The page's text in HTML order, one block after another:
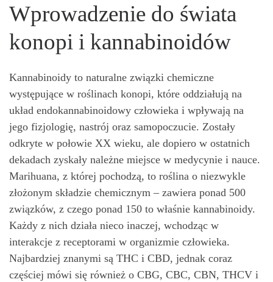
Wprowadzenie do świata
konopi i kannabinoidów
Kannabinoidy to naturalne związki chemiczne
występujące w roślinach konopi, które oddziałują na
układ endokannabinoidowy człowieka i wpływają na
jego fizjologię, nastrój oraz samopoczucie. Zostały
odkryte w połowie XX wieku, ale dopiero w ostatnich
dekadach zyskały należne miejsce w medycynie i nauce.
Marihuana, z której pochodzą, to roślina o niezwykle
złożonym składzie chemicznym – zawiera ponad 500
związków, z czego ponad 150 to właśnie kannabinoidy.
Każdy z nich działa nieco inaczej, wchodząc w
interakcje z receptorami w organizmie człowieka.
Najbardziej znanymi są THC i CBD, jednak coraz
częściej mówi się również o CBG, CBC, CBN, THCV i